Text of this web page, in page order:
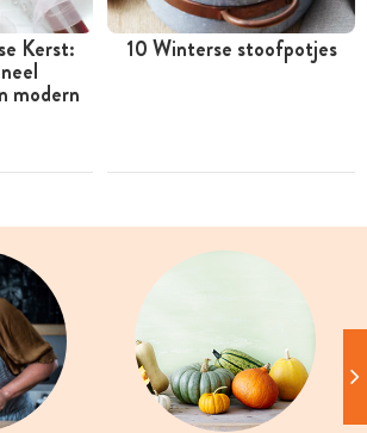
Kerst:
modern
10 Winterse stoofpotjes